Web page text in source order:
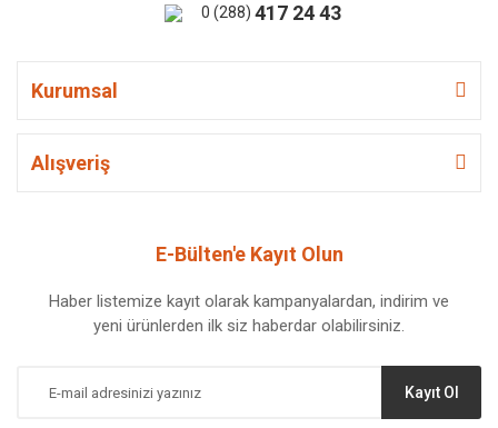
0 (288) 417 24 43
Kurumsal
Alışveriş
E-Bülten'e Kayıt Olun
Haber listemize kayıt olarak kampanyalardan, indirim ve
yeni ürünlerden ilk siz haberdar olabilirsiniz.
Kayıt Ol